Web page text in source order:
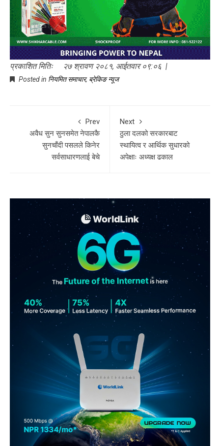
प्रकाशित मितिः २७ श्रावण २०८१, आईतवार ०९:०६ |
Posted in नियमित समाचार, ब्रेकिङ न्यूज
Prev
अवैध सुन सुनसमेत नेपालकै
सुनचाँदी पसलले किनेर
सर्वसाधारणलाई बेचे
Next
ठुला दलको सरकारबाट
स्थायित्व र आर्थिक सुधारको
अपेक्षाः अध्यक्ष ढकाल